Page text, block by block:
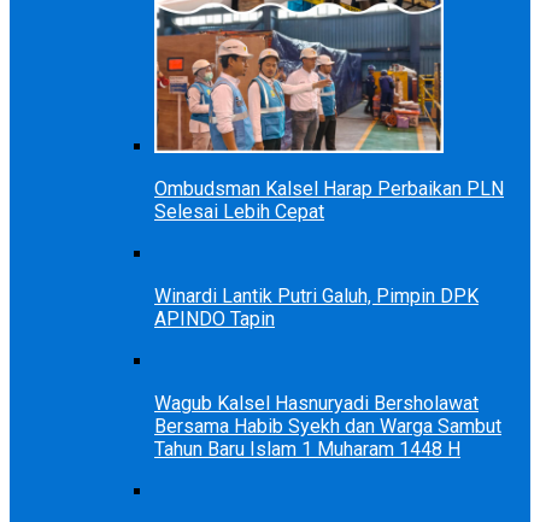
Ombudsman Kalsel Harap Perbaikan PLN
Selesai Lebih Cepat
Winardi Lantik Putri Galuh, Pimpin DPK
APINDO Tapin
Wagub Kalsel Hasnuryadi Bersholawat
Bersama Habib Syekh dan Warga Sambut
Tahun Baru Islam 1 Muharam 1448 H